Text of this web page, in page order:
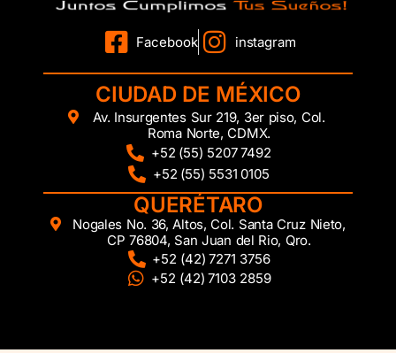
Facebook instagram
CIUDAD DE MÉXICO
Av. Insurgentes Sur 219, 3er piso, Col.
Roma Norte, CDMX.
+52 (55) 5207 7492
+52 (55) 5531 0105
QUERÉTARO
Nogales No. 36, Altos, Col. Santa Cruz Nieto,
CP 76804, San Juan del Rio, Qro.
+52 (42) 7271 3756
+52 (42) 7103 2859